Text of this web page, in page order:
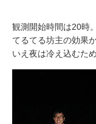
観測開始時間は20時
てるてる坊主の効果
いえ夜は冷え込むた